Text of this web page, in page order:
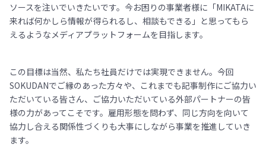
ソースを注いでいきたいです。今お困りの事業者様に「MIKATAに
来れば何かしら情報が得られるし、相談もできる」と思ってもら
えるようなメディアプラットフォームを目指します。
この目標は当然、私たち社員だけでは実現できません。今回
SOKUDANでご縁のあった方々や、これまでも記事制作にご協力い
ただいている皆さん、ご協力いただいている外部パートナーの皆
様の力があってこそです。雇用形態を問わず、同じ方向を向いて
協力し合える関係性づくりも大事にしながら事業を推進していき
ます。